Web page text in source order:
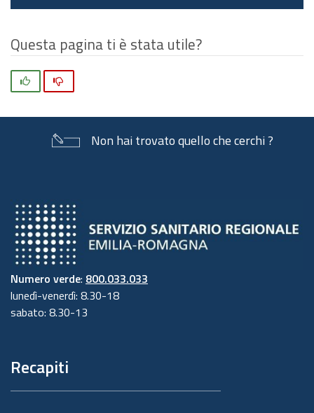
Questa pagina ti è stata utile?
Non hai trovato quello che cerchi ?
Numero verde: 800.033.033
lunedì-venerdì: 8.30-18
sabato: 8.30-13
Recapiti